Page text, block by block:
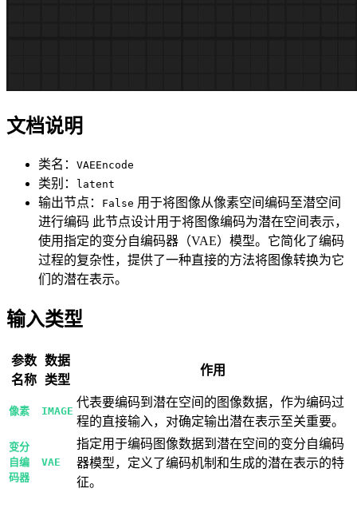
文档说明
类名： VAEEncode
类别： latent
输出节点： False 用于将图像从像素空间编码至潜空间
进行编码 此节点设计用于将图像编码为潜在空间表示，
使用指定的变分自编码器（VAE）模型。它简化了编码
过程的复杂性，提供了一种直接的方法将图像转换为它
们的潜在表示。
输入类型
参数
名称
数据
类型
作用
像素 IMAGE
代表要编码到潜在空间的图像数据，作为编码过
程的直接输入，对确定输出潜在表示至关重要。
变分
自编
码器
VAE
指定用于编码图像数据到潜在空间的变分自编码
器模型，定义了编码机制和生成的潜在表示的特
征。